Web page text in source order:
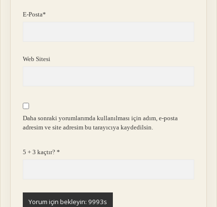
E-Posta*
Web Sitesi
Daha sonraki yorumlarımda kullanılması için adım, e-posta
adresim ve site adresim bu tarayıcıya kaydedilsin.
5 + 3 kaçtır?*